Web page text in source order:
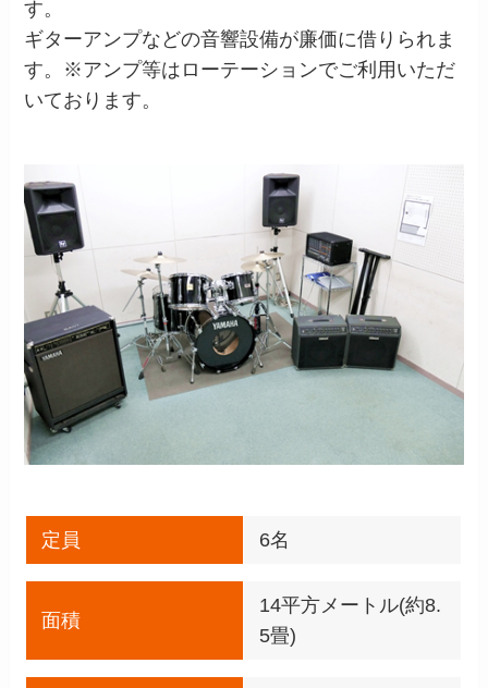
す。
ギターアンプなどの音響設備が廉価に借りられま
す。※アンプ等はローテーションでご利用いただ
いております。
定員 6名
面積
14平方メートル(約8.
5畳)